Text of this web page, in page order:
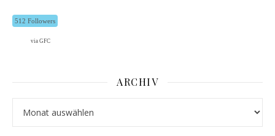
512 Followers
via GFC
ARCHIV